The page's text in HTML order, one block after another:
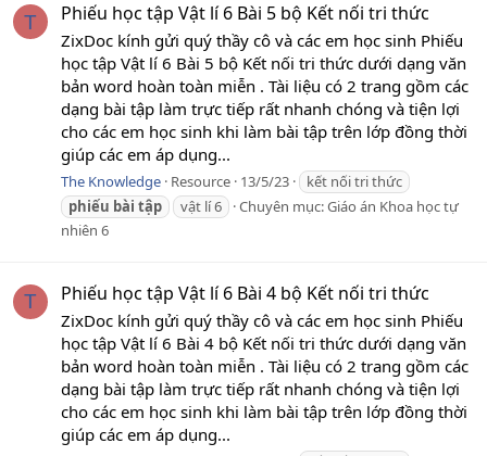
T Phiếu học tập Vật lí 6 Bài 5 bộ Kết nối tri thức
ZixDoc kính gửi quý thầy cô và các em học sinh Phiếu
học tập Vật lí 6 Bài 5 bộ Kết nối tri thức dưới dạng văn
bản word hoàn toàn miễn . Tài liệu có 2 trang gồm các
dạng bài tập làm trực tiếp rất nhanh chóng và tiện lợi
cho các em học sinh khi làm bài tập trên lớp đồng thời
giúp các em áp dụng...
The Knowledge Resource 13/5/23
kết nối tri thức
phiếu bài tập vật lí 6 Chuyên mục:Giáo án Khoa học tự
nhiên 6
T Phiếu học tập Vật lí 6 Bài 4 bộ Kết nối tri thức
ZixDoc kính gửi quý thầy cô và các em học sinh Phiếu
học tập Vật lí 6 Bài 4 bộ Kết nối tri thức dưới dạng văn
bản word hoàn toàn miễn . Tài liệu có 2 trang gồm các
dạng bài tập làm trực tiếp rất nhanh chóng và tiện lợi
cho các em học sinh khi làm bài tập trên lớp đồng thời
giúp các em áp dụng...